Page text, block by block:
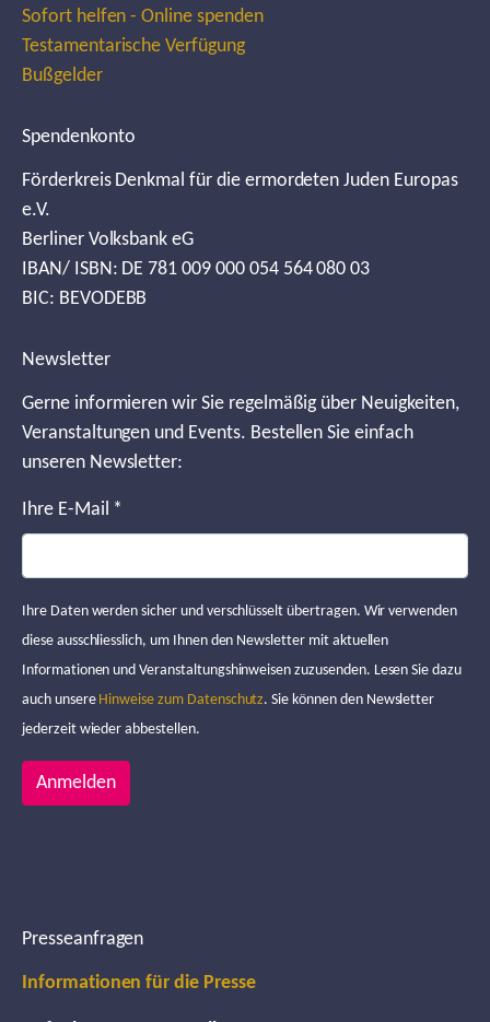
Sofort helfen - Online spenden
Testamentarische Verfügung
Bußgelder
Spendenkonto
Förderkreis Denkmal für die ermordeten Juden Europas
e.V.
Berliner Volksbank eG
IBAN/ ISBN: DE 781 009 000 054 564 080 03
BIC: BEVODEBB
Newsletter
Gerne informieren wir Sie regelmäßig über Neuigkeiten,
Veranstaltungen und Events. Bestellen Sie einfach
unseren Newsletter:
Ihre E-Mail *
Ihre Daten werden sicher und verschlüsselt übertragen. Wir verwenden
diese ausschliesslich, um Ihnen den Newsletter mit aktuellen
Informationen und Veranstaltungshinweisen zuzusenden. Lesen Sie dazu
auch unsere Hinweise zum Datenschutz. Sie können den Newsletter
jederzeit wieder abbestellen.
Anmelden
Presseanfragen
Informationen für die Presse